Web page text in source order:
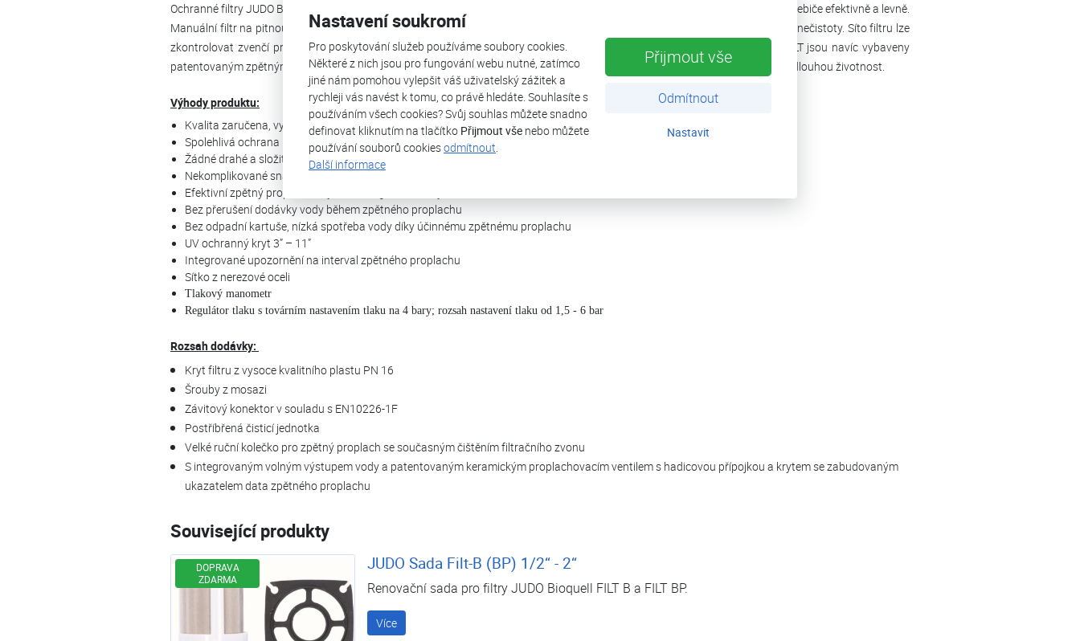
Nastavení soukromí
Pro poskytování služeb používáme soubory cookies.
Některé z nich jsou pro fungování webu nutné, zatímco
jiné nám pomohou vylepšit váš uživatelský zážitek a
rychleji vás navést k tomu, co právě hledáte. Souhlasíte s
používáním všech cookies? Svůj souhlas můžete snadno
definovat kliknutím na tlačítko Přijmout vše nebo můžete
používání souborů cookiesodmítnout
Další informace
Přijmout vše
Odmítnout
Nastavit
Ochranné filtry JUDO Bioquell FILT BP (dříve JUKO-LF) se zpětným proplachem chrání vodní potrubí, armatury a připojené spotřebiče efektivně a levně.
Manuální filtr na pitnou vodu do 30 °C. Ve filtrech JUDO voda protéká sítem zvenčí dovnitř. Tím se zachytí hrubé i jemnozrnné nečistoty. Síto filtru lze
zkontrolovat zvenčí průhledítkem a během okamžiku se zpětně propláchne bez přerušení dodávky vody. Filtry Bioquell®-FILT jsou navíc vybaveny
patentovaným zpětným proplachovacím ventilem vyrobeným z high-tech keramiky. Díky tomu jsou obzvláště spolehlivé a mají dlouhou životnost.
Výhody produktu:
Kvalita zaručena, vyrobeno v Německu
Spolehlivá ochrana proti vniknutí částic
Žádné drahé a složité výměny kazet
Nekomplikované snadné zpětné proplachování
Efektivní zpětný proplach díky technologii keramických disků
Bez přerušení dodávky vody během zpětného proplachu
Bez odpadní kartuše, nízká spotřeba vody díky účinnému zpětnému proplachu
UV ochranný kryt 3” – 11”
Integrované upozornění na interval zpětného proplachu
Sítko z nerezové oceli
Tlakový manometr
Regulátor tlaku s továrním nastavením tlaku na 4 bary; rozsah nastavení tlaku od 1,5 - 6 bar
Rozsah dodávky:
Kryt filtru z vysoce kvalitního plastu PN 16
Šrouby z mosazi
Závitový konektor v souladu s EN10226-1F
Postříbřená čisticí jednotka
Velké ruční kolečko pro zpětný proplach se současným čištěním filtračního zvonu
S integrovaným volným výstupem vody a patentovaným keramickým proplachovacím ventilem s hadicovou přípojkou a krytem se zabudovaným
ukazatelem data zpětného proplachu
Související produkty
DOPRAVA
ZDARMA
JUDO Sada Filt-B (BP) 1/2“ - 2“
Renovační sada pro filtry JUDO Bioquell FILT B a FILT BP.
Více